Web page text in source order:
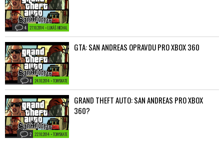
27.10.2014 • LUKÁŠ MICHAL
4
24.10.2014 • TONYSKATE
8
GTA: SAN ANDREAS OPRAVDU PRO XBOX 360
22.10.2014 • TONYSKATE
2
GRAND THEFT AUTO: SAN ANDREAS PRO XBOX
360?